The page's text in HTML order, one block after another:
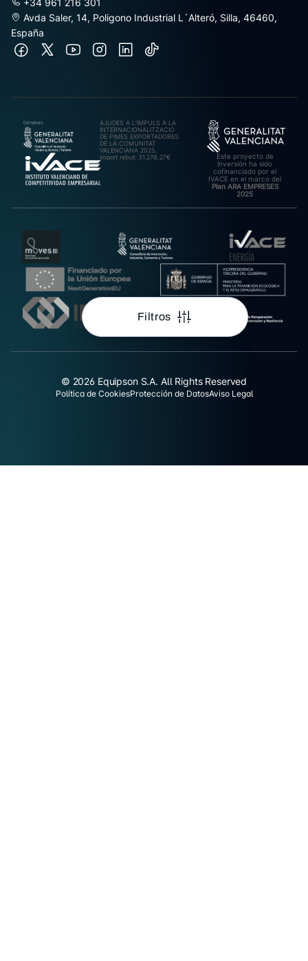
Filtros
+34 961 216 301
Avda Saler, 14, Poligono Industrial L´Alteró, Silla, 46460,
España
AJUDES A L’IMPULS A LA
INTERNACIONALITZACIÓ
DE PIMES EXPORTADORES
DE LA COMUNITAT
VALENCIANA 2025.
Import rebut: 31.278,27€
Este proyecto de
inversión ha sido
cofinanciado por el
IVACE en el marco del
Plan ARA EMPRESES
2025
© 2026 Equipson S.A. All Rights Reserved
Política de CookiesProtección de DatosAviso Legal